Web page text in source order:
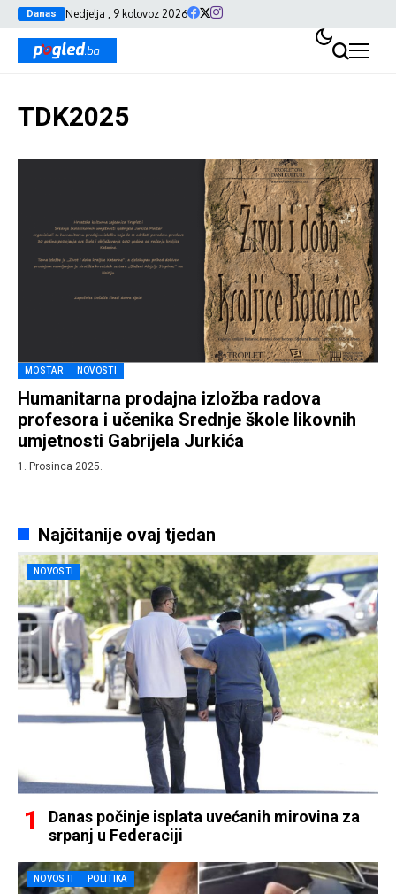
Danas Nedjelja , 9 kolovoz 2026
TDK2025
MOSTAR NOVOSTI
Humanitarna prodajna izložba radova
profesora i učenika Srednje škole likovnih
umjetnosti Gabrijela Jurkića
1. Prosinca 2025.
Najčitanije ovaj tjedan
NOVOSTI
Danas počinje isplata uvećanih mirovina za
srpanj u Federaciji
NOVOSTI POLITIKA